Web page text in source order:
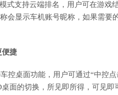
式支持云端排名，用户可在游戏
会显示车机账号昵称，如果需要
便捷
控桌面功能，用户可通过“中控
面的切换，所见即所得，可见即